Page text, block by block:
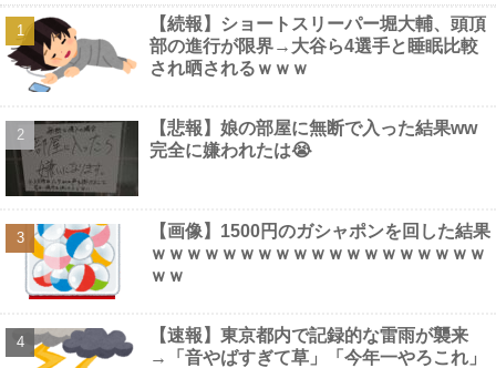
「内部目標を達成」「ザントフールトが楽しみ」他 NEW!
【画像】 フジテレビさん、夕方にスポーツトレーナーの見せブラ
をモロ流し
NEW!
【悲報】みいちゃん、ド直球すぎる障害者差別シーンが発見され
る・・・・・・・・・他
【悲報】 地味系ブサカワ女子さん、巨胸なだけで高身長彼氏がで
きてしまう
NEW!
Powered by livedoor 相互RSS
【続報】ショートスリーパー堀大輔、頭頂
部の進行が限界→大谷ら4選手と睡眠比較
され晒されるｗｗｗ
【悲報】娘の部屋に無断で入った結果ww
完全に嫌われたは😭
【画像】1500円のガシャポンを回した結果
ｗｗｗｗｗｗｗｗｗｗｗｗｗｗｗｗｗｗｗ
ｗｗ
【速報】東京都内で記録的な雷雨が襲来
→「音やばすぎて草」「今年一やろこれ」